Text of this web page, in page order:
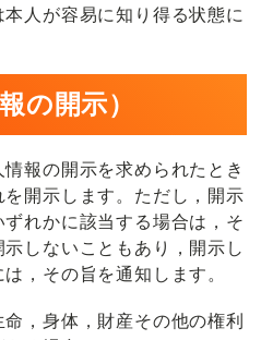
人が容易に知り得る状態に
の開示）
報の開示を求められたとき
開示します。ただし，開示
れかに該当する場合は，そ
しないこともあり，開示し
，その旨を通知します。
，身体，財産その他の権利